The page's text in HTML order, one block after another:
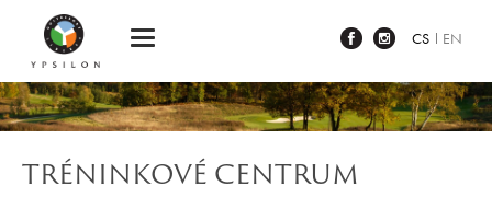
CS EN
TRÉNINKOVÉ CENTRUM